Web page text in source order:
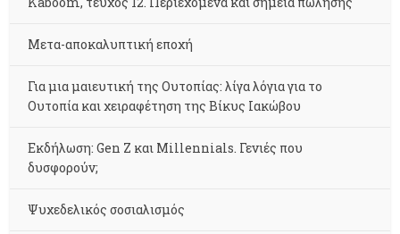
Μετα-αποκαλυπτική εποχή
Για μια μαιευτική της Ουτοπίας: λίγα λόγια για το
Ουτοπία και χειραφέτηση της Βίκυς Ιακώβου
Εκδήλωση: Gen Z και Millennials. Γενιές που
δυσφορούν;
Ψυχεδελικός σοσιαλισμός